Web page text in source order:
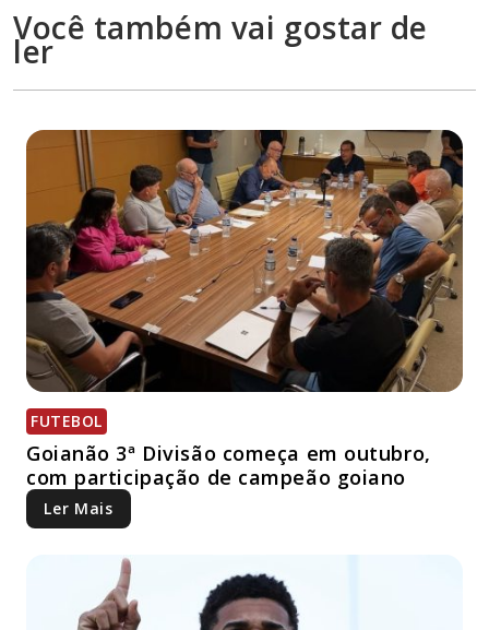
Você também vai gostar de
ler
FUTEBOL
Goianão 3ª Divisão começa em outubro,
com participação de campeão goiano
Ler Mais